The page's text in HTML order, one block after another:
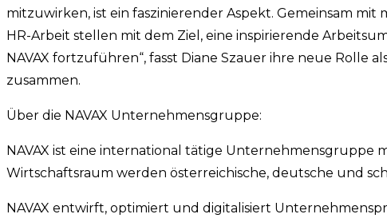
mitzuwirken, ist ein faszinierender Aspekt. Gemeinsam
HR-Arbeit stellen mit dem Ziel, eine inspirierende
NAVAX fortzuführen“, fasst Diane Szauer ihre neue Rolle
zusammen.
Über die NAVAX Unternehmensgruppe:
NAVAX ist eine international tätige Unternehmensgruppe
Wirtschaftsraum werden österreichische, deutsche und
NAVAX entwirft, optimiert und digitalisiert